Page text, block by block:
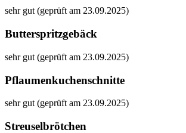
sehr gut (geprüft am 23.09.2025)
Butterspritzgebäck
sehr gut (geprüft am 23.09.2025)
Pflaumenkuchenschnitte
sehr gut (geprüft am 23.09.2025)
Streuselbrötchen